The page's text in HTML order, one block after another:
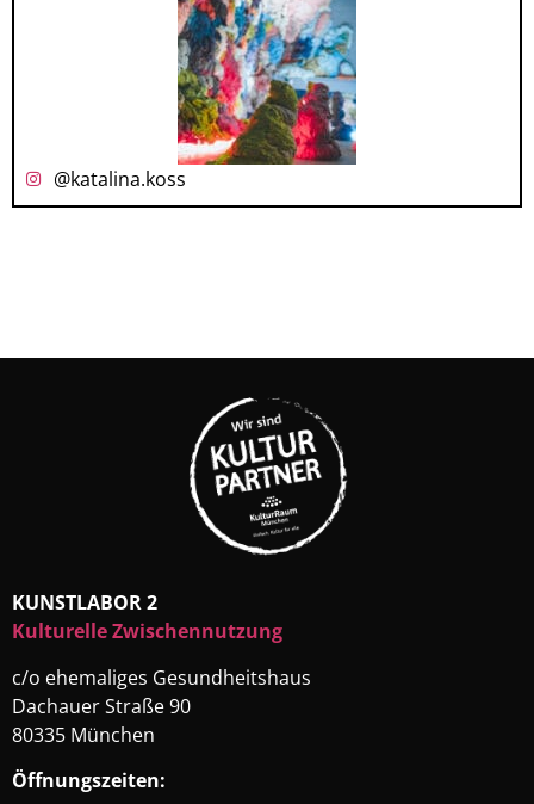
@katalina.koss
KUNSTLABOR 2
Kulturelle Zwischennutzung
c/o ehemaliges Gesundheitshaus
Dachauer Straße 90
80335 München
Öffnungszeiten: